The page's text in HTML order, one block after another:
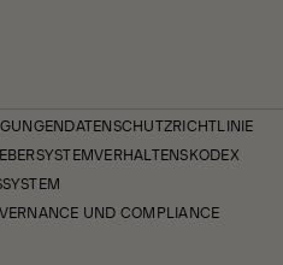
DATENSCHUTZRICHTLINIE
VERHALTENSKODEX
UND COMPLIANCE